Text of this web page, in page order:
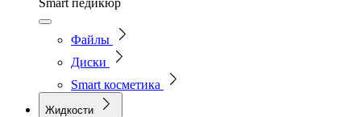
Smart педикюр
Файлы
Диски
Smart косметика
Жидкости